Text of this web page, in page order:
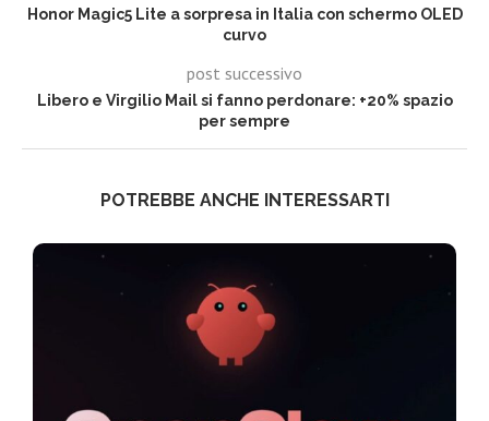
Honor Magic5 Lite a sorpresa in Italia con schermo OLED
curvo
post successivo
Libero e Virgilio Mail si fanno perdonare: +20% spazio
per sempre
POTREBBE ANCHE INTERESSARTI